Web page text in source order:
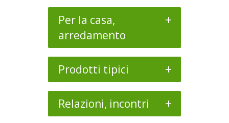
Per la casa,
arredamento
+
Prodotti tipici +
Relazioni, incontri +